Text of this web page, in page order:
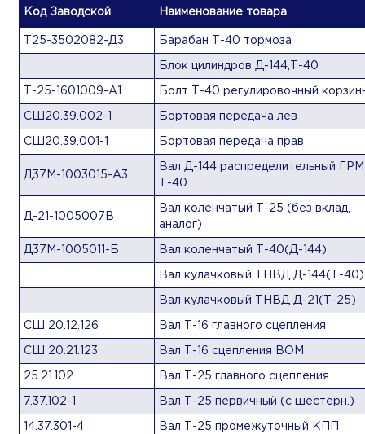
Код Заводской Наименование товара
Т25-3502082-Д3 Барабан Т-40 тормоза
Блок цилиндров Д-144,Т-40
Т-25-1601009-А1 Болт Т-40 регулировочный
СШ20.39.002-1 Бортовая передача лев
СШ20.39.001-1 Бортовая передача прав
Д37М-1003015-А3
Вал Д-144 распределительный ГРМ
Т-40
Д-21-1005007В
Вал коленчатый Т-25 (без вклад,
аналог)
Д37М-1005011-Б Вал коленчатый Т-40(Д-144)
Вал кулачковый ТНВД Д-144(Т-40)
Вал кулачковый ТНВД Д-21(Т-25)
СШ 20.12.126 Вал Т-16 главного сцепления
СШ 20.21.123 Вал Т-16 сцепления ВОМ
25.21.102 Вал Т-25 главного сцепления
7.37.102-1 Вал Т-25 первичный (с шестерн.)
14.37.301-4 Вал Т-25 промежуточный КПП